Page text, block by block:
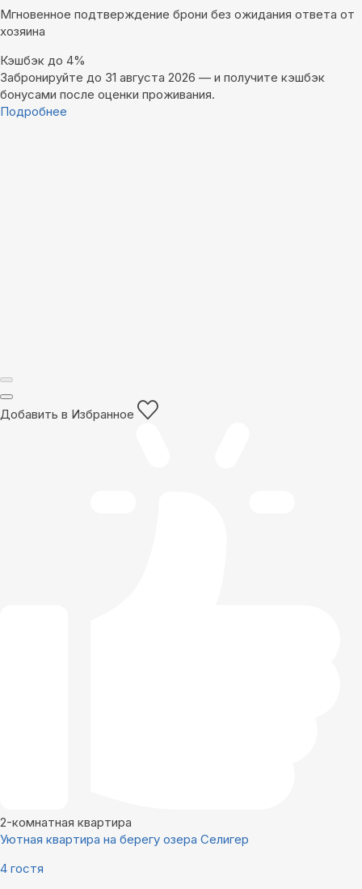
Мгновенное подтверждение брони без ожидания ответа от
хозяина
Кэшбэк до 4%
Забронируйте до 31 августа 2026 — и получите кэшбэк
бонусами после оценки проживания.
Подробнее
Добавить в Избранное
2-комнатная квартира
Уютная квартира на берегу озера Селигер
4 гостя